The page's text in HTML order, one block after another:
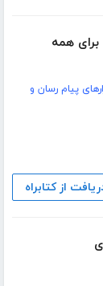
همه
پیام رسان و
از کتابراه